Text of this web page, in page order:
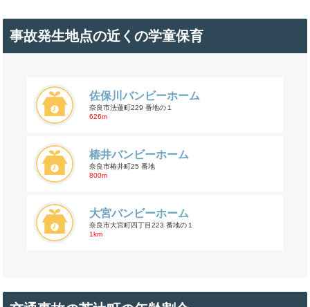
事故発生地点の近くの学童保育
佐保川バンビーホーム
奈良市法蓮町229 番地の１
626m
椿井バンビーホーム
奈良市椿井町25 番地
800m
大宮バンビーホーム
奈良市大宮町四丁目223 番地の１
1km